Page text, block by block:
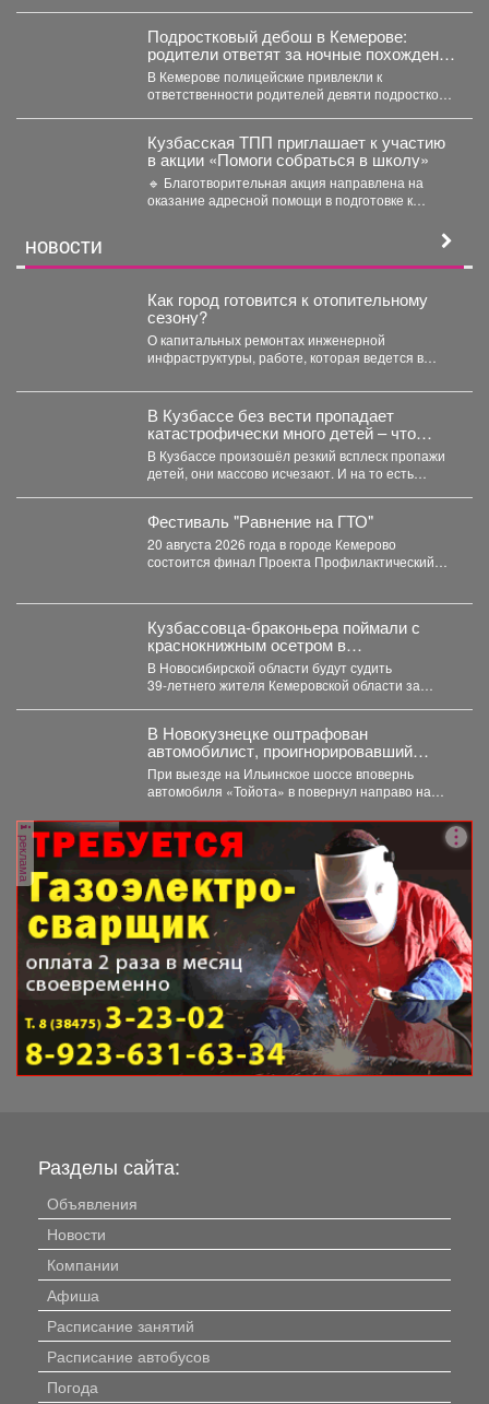
Подростковый дебош в Кемерове:
родители ответят за ночные похождения
детей
В Кемерове полицейские привлекли к
ответственности родителей девяти подростков.
Кузбасская ТПП приглашает к участию
в акции «Помоги собраться в школу»
🔹 Благотворительная акция направлена на
оказание адресной помощи в подготовке к
НОВОСТИ
Как город готовится к отопительному
сезону?
О капитальных ремонтах инженерной
инфраструктуры, работе, которая ведется в
восстановлении...
В Кузбассе без вести пропадает
катастрофически много детей – что
происходит
В Кузбассе произошёл резкий всплеск пропажи
детей, они массово исчезают. И на то есть
Фестиваль "Равнение на ГТО"
20 августа 2026 года в городе Кемерово
состоится финал Проекта Профилактический
Кузбассовца-браконьера поймали с
краснокнижным осетром в
Новосибирске
В Новосибирской области будут судить
39‑летнего жителя Кемеровской области за
В Новокузнецке оштрафован
автомобилист, проигнорировавший
запрещающий сигнал светофора
При выезде на Ильинское шоссе вповернь
автомобиля «Тойота» в повернул направо на
реклама
Разделы сайта:
Объявления
Новости
Компании
Афиша
Расписание занятий
Расписание автобусов
Погода